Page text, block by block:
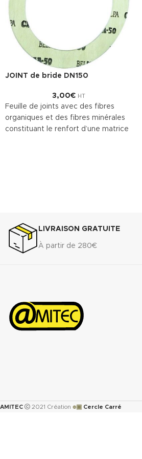
JOINT de bride DN150
3,00€ HT
Feuille de joints avec des fibres
organiques et des fibres minérales
constituant le renfort d’une matrice
15%
Récupération élastique ASTM F-36
A : >45%
Perméabilité au gaz DIN 3535/6 :
<0.5cm 3 /min.
Augmentation ASTMF-146 après
Télécharger la fiche technique
LIVRAISON GRATUITE
À partir de 280€
AMITEC 2021 Création ๏▣ Cercle Carré